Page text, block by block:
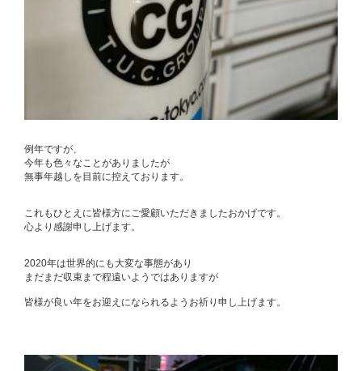
例年ですが、
今年も色々なことがありましたが
無事年越しを目前に控えております。
これもひとえに皆様方にご愛顧いただきましたおかげです。
心より感謝申し上げます。
2020年は世界的にも大変な事態があり
まだまだ収束まで程遠いようではありますが
皆様が良い年をお迎えになられるようお祈り申し上げます。